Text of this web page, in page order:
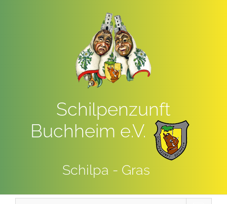
Schilpenzunft
Buchheim e.V.
Schilpa - Gras